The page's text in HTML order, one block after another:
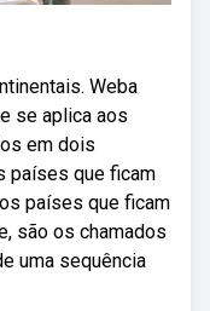
Weba
se aplica aos
em dois
países que ficam
países que ficam
são os chamados
uma sequência